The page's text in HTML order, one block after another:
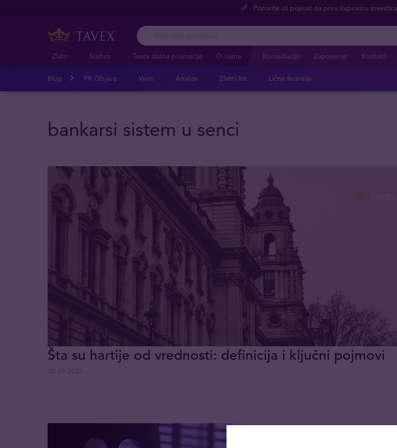
Pozovite za popust na prvu kupovinu
Zlato Srebro Tavex zlatna promocija O nama Konsultacije Zaposlenje Kontakti
Blog PR Objave Vesti Analize Zlatni list Lične finansije
bankarsi sistem u senci
Šta su hartije od vrednosti: definicija i ključni pojmovi